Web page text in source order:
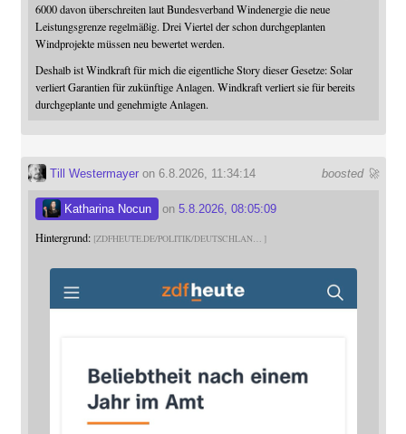
6000 davon überschreiten laut Bundesverband Windenergie die neue
Leistungsgrenze regelmäßig. Drei Viertel der schon durchgeplanten
Windprojekte müssen neu bewertet werden.
Deshalb ist Windkraft für mich die eigentliche Story dieser Gesetze: Solar
verliert Garantien für zukünftige Anlagen. Windkraft verliert sie für bereits
durchgeplante und genehmigte Anlagen.
boosted 🚀
Till Westermayeron 6.8.2026, 11:34:14
Katharina Nocun on 5.8.2026, 08:05:09
Hintergrund: ZDFHEUTE.DE/POLITIK/DEUTSCHLAN